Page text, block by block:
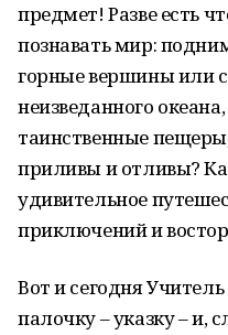
предмет! Разве есть
познавать мир:
горные вершины или
неизведанного
таинственные
приливы и отливы?
удивительное
приключений и
Вот и сегодня
палочку – указку – и,